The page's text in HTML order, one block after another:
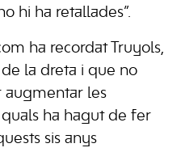
hi ha retallades”.
ha recordat Truyols,
la dreta i que no
augmentar les
quals ha hagut de fer
sis anys